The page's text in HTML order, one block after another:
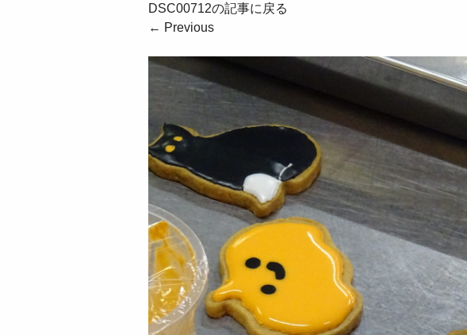
DSC00712の記事に戻る
← Previous